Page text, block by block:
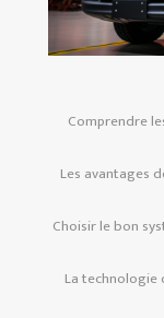
Comprendre
Les avantages
Choisir le bon
La